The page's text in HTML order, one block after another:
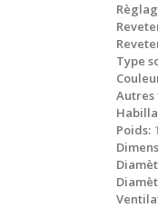
Type
Autres
Poids: